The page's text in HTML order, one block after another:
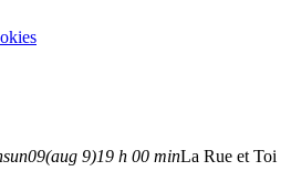
sun09(aug 9)19 h 00 minLa Rue et Toi